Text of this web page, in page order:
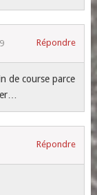
Répondre
de course parce
Répondre